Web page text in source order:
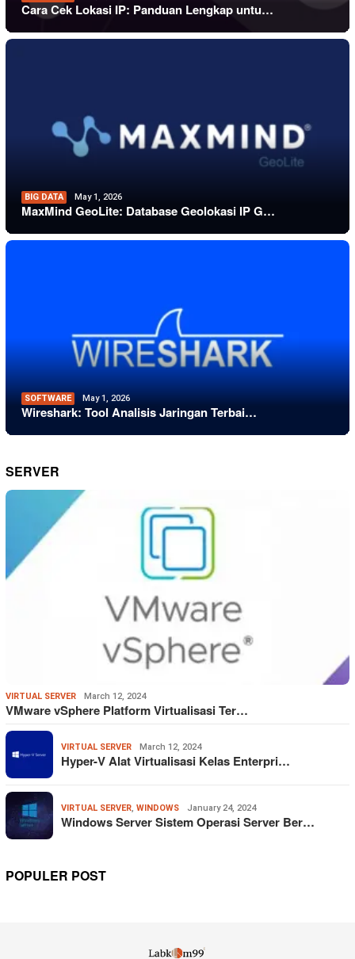
Cara Cek Lokasi IP: Panduan Lengkap untu…
BIG DATA May 1, 2026
MaxMind GeoLite: Database Geolokasi IP G…
SOFTWARE May 1, 2026
Wireshark: Tool Analisis Jaringan Terbai…
SERVER
VIRTUAL SERVER March 12, 2024
VMware vSphere Platform Virtualisasi Ter…
VIRTUAL SERVER March 12, 2024
Hyper-V Alat Virtualisasi Kelas Enterpri…
VIRTUAL SERVER, WINDOWS January 24, 2024
Windows Server Sistem Operasi Server Ber…
POPULER POST